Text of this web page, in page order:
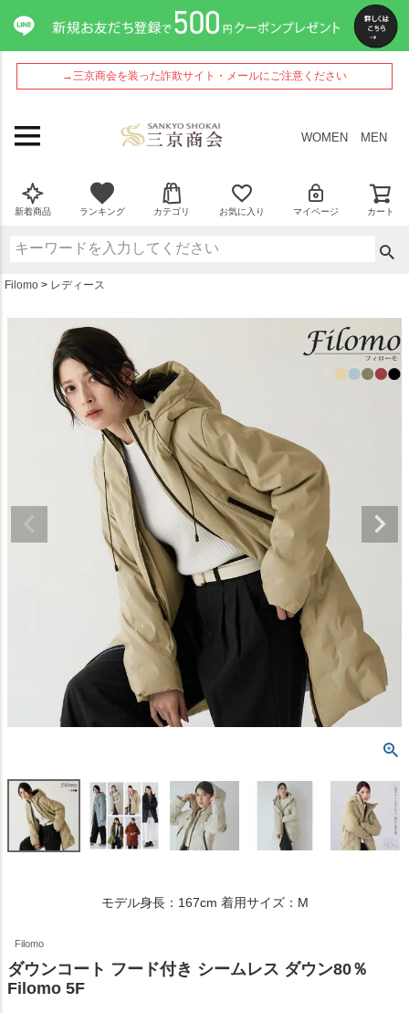
→三京商会を装った詐欺サイト・メールにご注意ください
WOMEN MEN
新着商品 ランキング カテゴリ お気に入り マイページ カート
Filomo レディース
モデル身長：167cm 着用サイズ：M
Filomo
ダウンコート フード付き シームレス ダウン80％
Filomo 5F
ペー
ジト
ップ
へ